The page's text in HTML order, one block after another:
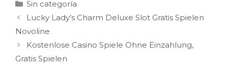
Sin categoría
Lucky Lady’s Charm Deluxe Slot Gratis Spielen
Novoline
Kostenlose Casino Spiele Ohne Einzahlung,
Gratis Spielen